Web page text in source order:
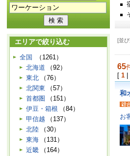
エリアで絞り込む
全国
（1261）
北海道
（92）
東北
（76）
北関東
（57）
首都圏
（151）
伊豆・箱根
（84）
甲信越
（137）
北陸
（30）
東海
（131）
近畿
（164）
[並
65
[ 1
和
お